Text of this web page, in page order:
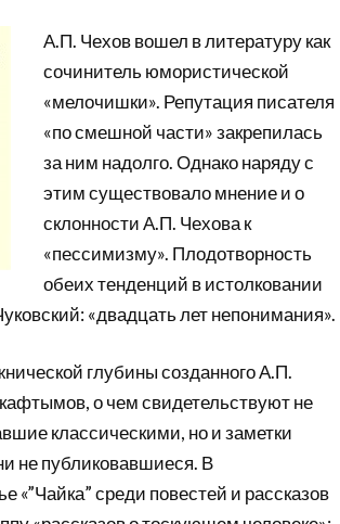
А.П. Чехов вошел в литературу как
сочинитель юмористической
«мелочишки». Репутация писателя
«по смешной части» закрепилась
за ним надолго. Однако наряду с
этим существовало мнение и о
склонности А.П. Чехова к
«пессимизму». Плодотворность
обеих тенденций в истолковании
«двадцать лет непонимания».
глубины созданного А.П.
о чем свидетельствуют не
классическими, но и заметки
не публиковавшиеся. В
«”Чайка” среди повестей и рассказов